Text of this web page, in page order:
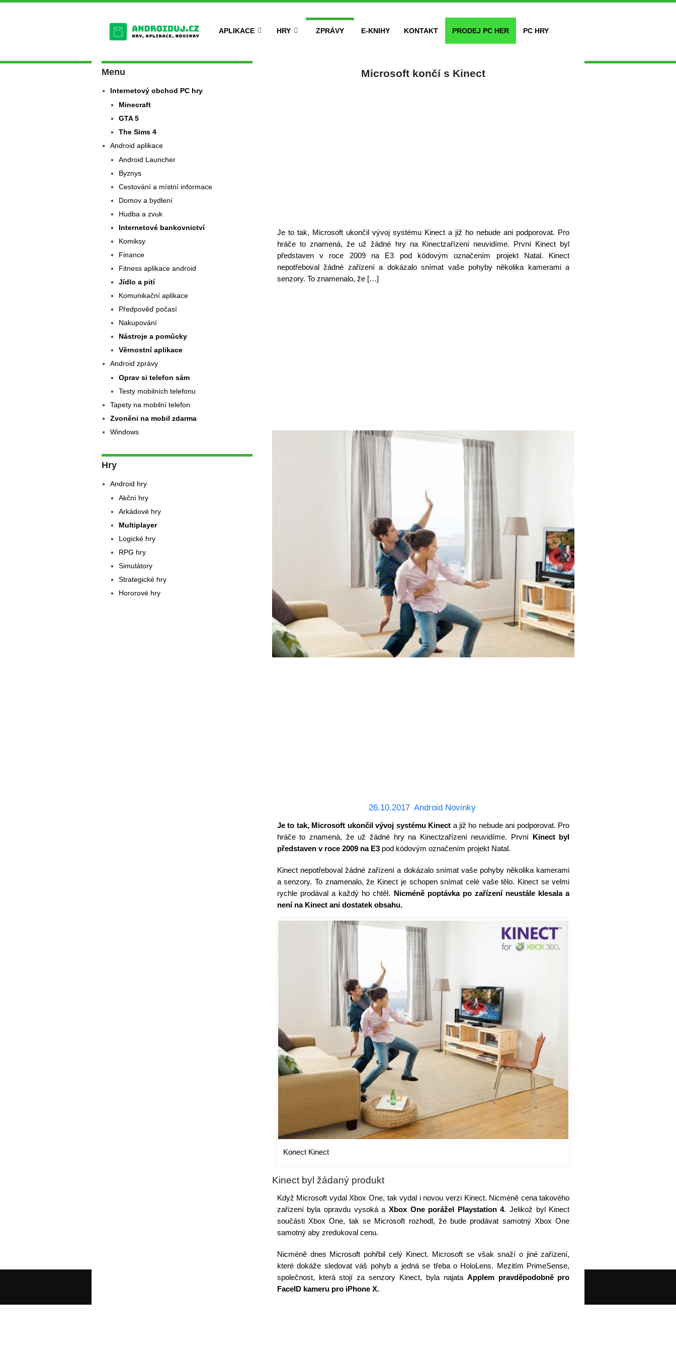
APLIKACE HRY ZPRÁVY E-KNIHY KONTAKT PRODEJ PC HER PC HRY
Microsoft končí s Kinect
Je to tak, Microsoft ukončil vývoj systému Kinect a již ho nebude ani podporovat. Pro
hráče to znamená, že už žádné hry na Kinectzařízení neuvidíme. První Kinect byl
představen v roce 2009 na E3 pod kódovým označením projekt Natal. Kinect
nepotřeboval žádné zařízení a dokázalo snímat vaše pohyby několika kamerami a
senzory. To znamenalo, že […]
26.10.2017 Android Novinky
Je to tak, Microsoft ukončil vývoj systému Kinect a již ho nebude ani podporovat. Pro
hráče to znamená, že už žádné hry na Kinectzařízení neuvidíme. První Kinect byl
představen v roce 2009 na E3pod kódovým označením projekt Natal.
Kinect nepotřeboval žádné zařízení a dokázalo snímat vaše pohyby několika kamerami
a senzory. To znamenalo, že Kinect je schopen snímat celé vaše tělo. Kinect se velmi
rychle prodával a každý ho chtěl. Nicméně poptávka po zařízení neustále klesala a
není na Kinect ani dostatek obsahu.
Konect Kinect
Kinect byl žádaný produkt
Když Microsoft vydal Xbox One, tak vydal i novou verzi Kinect. Nicméně cena takového
zařízení byla opravdu vysoká a Xbox One porážel Playstation 4. Jelikož byl Kinect
součásti Xbox One, tak se Microsoft rozhodl, že bude prodávat samotný Xbox One
samotný aby zredukoval cenu.
Nicméně dnes Microsoft pohřbil celý Kinect. Microsoft se však snaží o jiné zařízení,
které dokáže sledovat váš pohyb a jedná se třeba o HoloLens. Mezitím PrimeSense,
společnost, která stojí za senzory Kinect, byla najata Applem pravděpodobně pro
FaceID kameru pro iPhone X.
Menu
Internetový obchod PC hry
Minecraft
GTA 5
The Sims 4
Android aplikace
Android Launcher
Byznys
Cestování a místní informace
Domov a bydlení
Hudba a zvuk
Internetové bankovnictví
Komiksy
Finance
Fitness aplikace android
Jídlo a pití
Komunikační aplikace
Předpověď počasí
Nakupování
Nástroje a pomůcky
Věrnostní aplikace
Android zprávy
Oprav si telefon sám
Testy mobilních telefonu
Tapety na mobilní telefon
Zvoněni na mobil zdarma
Windows
Hry
Android hry
Akční hry
Arkádové hry
Multiplayer
Logické hry
RPG hry
Simulátory
Strategické hry
Hororové hry